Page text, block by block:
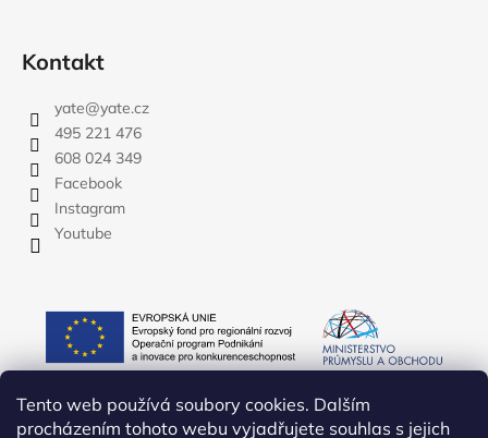
Tento web používá soubory cookies. Dalším
procházením tohoto webu vyjadřujete souhlas s jejich
Kontakt
yate@yate.cz
495 221 476
608 024 349
Facebook
Instagram
Youtube